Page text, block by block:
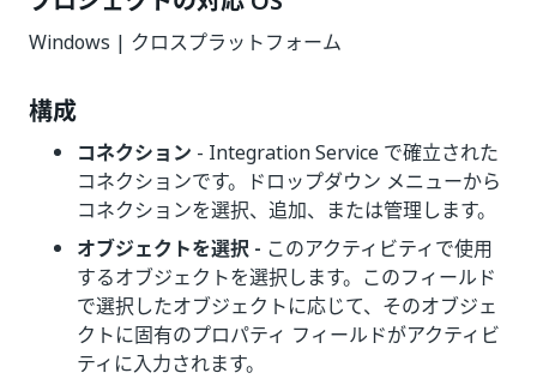
Windows | クロスプラットフォーム
構成
コネクション - Integration Service で確立された
コネクションです。ドロップダウン メニューから
コネクションを選択、追加、または管理します。
オブジェクトを選択 - このアクティビティで使用
するオブジェクトを選択します。このフィールド
で選択したオブジェクトに応じて、そのオブジェ
クトに固有のプロパティ フィールドがアクティビ
ティに入力されます。